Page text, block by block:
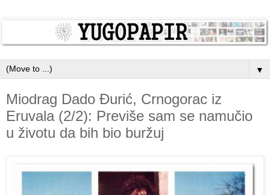
▼
Miodrag Dado Đurić, Crnogorac iz
Eruvala (2/2): Previše sam se namučio
u životu da bih bio buržuj